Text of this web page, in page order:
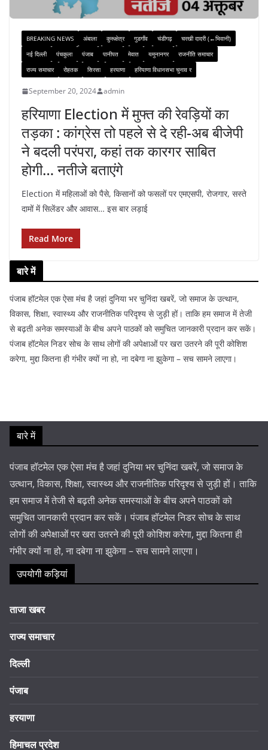
BREAKING NEWS अंबाला कुरूक्षेत्र गुडगाँव चंडीगढ़
चरखी दादरी (←भिवानी)
नई दिल्ली
पंचकुला पंजाब पानीपत मेवात यमुनानगर
राजनीति समाचार
राज्य समाचार
रोहतक सिरसा हरयाणा हरियाणा विधानसभा चुनाव र
September 20, 2024 admin
हरियाणा Election में मुफ्त की रेवड़ियों का
तड़का : कांग्रेस तो पहले से दे रही-अब बीजेपी
ने बदली परंपरा, कहां तक कारगर साबित
होगी… नतीजे बताएंगे
Election में महिलाओं को पैसे, किसानों को फसलों पर एमएसपी, रोजगार, सस्ते
दामों में सिलेंडर और आवास… इस बार लड़ाई
Read More
बारे में
पंजाब हॉटमेल एक ऐसा मंच है जहां दुनिया भर चुनिंदा खबरें, जो समाज के उत्थान,
विकास, शिक्षा, स्वास्थ्य और राजनीतिक परिदृश्य से जुड़ी हों। ताकि हम समाज में तेजी
से बढ़ती अनेक समस्याओं के बीच अपने पाठकों को समुचित जानकारी प्रदान कर सकें।
पंजाब हॉटमेल निडर सोच के साथ लोगों की अपेक्षाओं पर खरा उतरने की पूरी कोशिश
करेगा, मुद्दा कितना ही गंभीर क्यों ना हो, ना दबेगा ना झुकेगा – सच सामने लाएगा।
बारे में
पंजाब हॉटमेल एक ऐसा मंच है जहां दुनिया भर चुनिंदा खबरें, जो समाज के
उत्थान, विकास, शिक्षा, स्वास्थ्य और राजनीतिक परिदृश्य से जुड़ी हों। ताकि
हम समाज में तेजी से बढ़ती अनेक समस्याओं के बीच अपने पाठकों को
समुचित जानकारी प्रदान कर सकें। पंजाब हॉटमेल निडर सोच के साथ
लोगों की अपेक्षाओं पर खरा उतरने की पूरी कोशिश करेगा, मुद्दा कितना ही
गंभीर क्यों ना हो, ना दबेगा ना झुकेगा – सच सामने लाएगा।
उपयोगी कड़ियां
ताजा खबर
राज्य समाचार
दिल्ली
पंजाब
हरयाणा
हिमाचल प्रदेश